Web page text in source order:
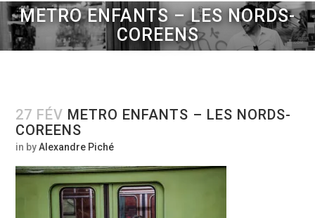
METRO ENFANTS – LES NORDS-
COREENS
27 FÉV METRO ENFANTS – LES NORDS-
COREENS
in byAlexandre Piché